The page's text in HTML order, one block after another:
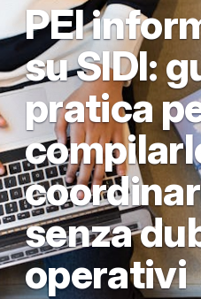
PEI
su SIDI:
pratica
senza
operativi